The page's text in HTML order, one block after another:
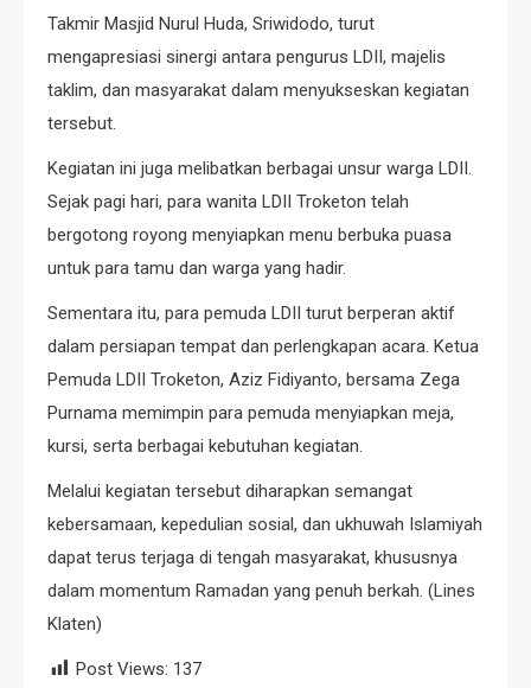
Takmir Masjid Nurul Huda, Sriwidodo, turut
mengapresiasi sinergi antara pengurus LDII, majelis
taklim, dan masyarakat dalam menyukseskan kegiatan
tersebut.
Kegiatan ini juga melibatkan berbagai unsur warga LDII.
Sejak pagi hari, para wanita LDII Troketon telah
bergotong royong menyiapkan menu berbuka puasa
untuk para tamu dan warga yang hadir.
Sementara itu, para pemuda LDII turut berperan aktif
dalam persiapan tempat dan perlengkapan acara. Ketua
Pemuda LDII Troketon, Aziz Fidiyanto, bersama Zega
Purnama memimpin para pemuda menyiapkan meja,
kursi, serta berbagai kebutuhan kegiatan.
Melalui kegiatan tersebut diharapkan semangat
kebersamaan, kepedulian sosial, dan ukhuwah Islamiyah
dapat terus terjaga di tengah masyarakat, khususnya
dalam momentum Ramadan yang penuh berkah. (Lines
Klaten)
Post Views: 137